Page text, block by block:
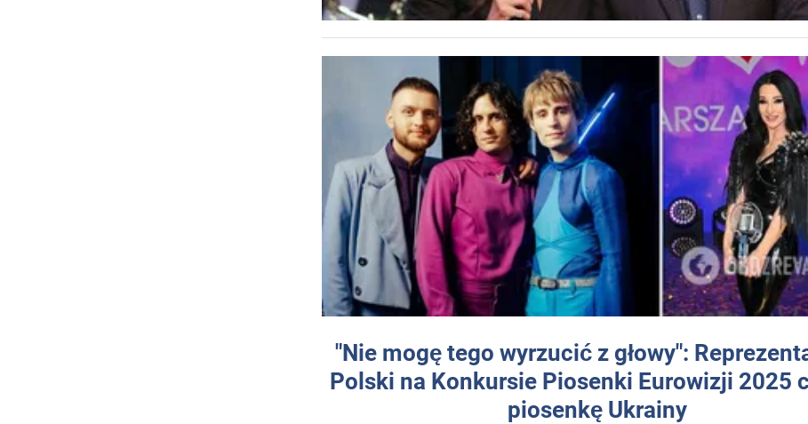
"Nie mogę tego wyrzucić z głowy":
Polski na Konkursie Piosenki Eurowizji 2025
piosenkę Ukrainy